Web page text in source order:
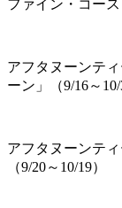
ファイン・コース
アフタヌーンテ
ーン」（9/16～10/
アフタヌーンテ
（9/20～10/19）